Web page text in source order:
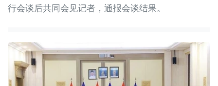
行会谈后共同会见记者，通报会谈结果。